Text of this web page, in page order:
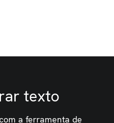
texto
a ferramenta de